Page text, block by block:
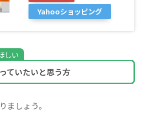
Yahooショッピング
しい
ていたいと思う方
ましょう。